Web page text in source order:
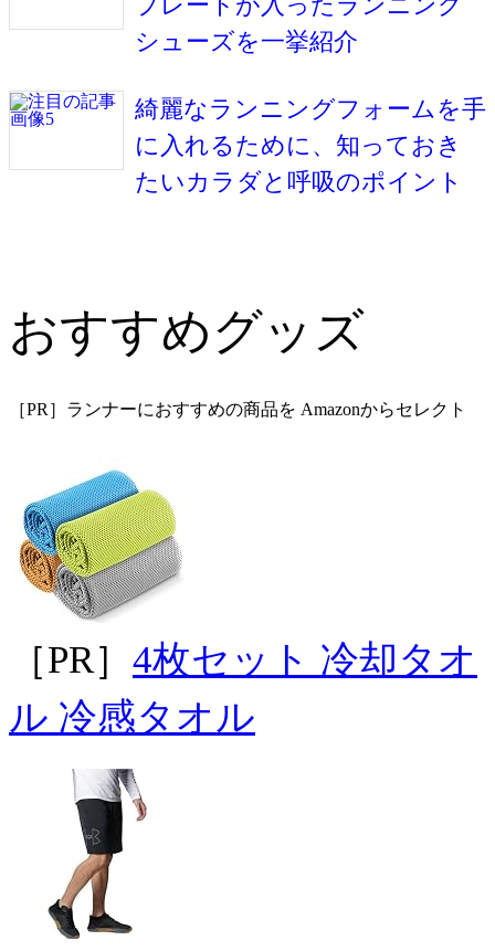
シューズを一挙紹介
綺麗なランニングフォームを手
に入れるために、知っておき
たいカラダと呼吸のポイント
おすすめグッズ
［PR］ランナーにおすすめの商品を Amazonからセレクト
［PR］ 4枚セット 冷却タオ
ル 冷感タオル